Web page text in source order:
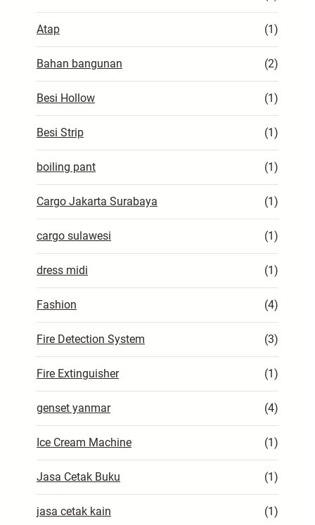
Atap (1)
Bahan bangunan (2)
Besi Hollow (1)
Besi Strip (1)
boiling pant (1)
Cargo Jakarta Surabaya (1)
cargo sulawesi (1)
dress midi (1)
Fashion (4)
Fire Detection System (3)
Fire Extinguisher (1)
genset yanmar (4)
Ice Cream Machine (1)
Jasa Cetak Buku (1)
jasa cetak kain (1)